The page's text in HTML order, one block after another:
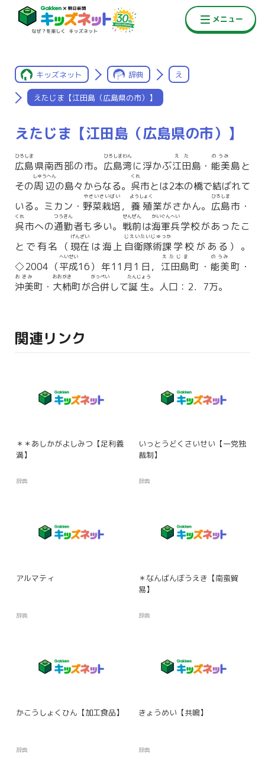
キッズネット 辞典 え
えたじま【江田島（広島県の市）】
えたじま【江田島（広島県の市）】
広島
ひろしま
県南西部の市。 広島湾
ひろしまわん
に浮かぶ江田
えた
島・ 能美
のうみ
島と
その周辺
しゅうへん
の島々からなる。 呉
くれ
市とは2本の橋で結ばれて
いる。ミカン・ 野菜栽培
やさいさいばい
， 養殖
ようしょく
業がさかん。 広島
ひろしま
市・
呉
くれ
市への通勤
つうきん
者も多い。 戦前
せんぜん
は海軍兵
かいぐんへい
学校があったこ
とで有名（ 現在
げんざい
は海上 自衛隊術課
じえいたいじゅっか
学校がある）。
◇2004（平成
へいせい
16）年11月1日， 江田島
えたじま
町・ 能美
のうみ
町・
沖美
おきみ
町・ 大柿
おおがき
町が合併
がっぺい
して誕生
たんじょう
。人口：2．7万。
関連リンク
＊＊あしかがよしみつ【足利義
満】
辞典
いっとうどくさいせい【一党独
裁制】
辞典
アルマティ
辞典
＊なんばんぼうえき【南蛮貿
易】
辞典
かこうしょくひん【加工食品】
辞典
きょうめい【共鳴】
辞典